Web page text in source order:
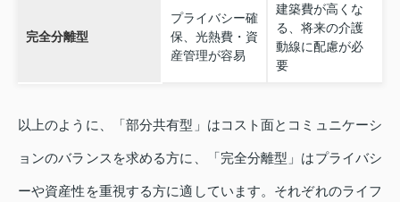
完全分離型
プライバシー確
保、光熱費・資
産管理が容易
建築費が高くな
る、将来の介護
動線に配慮が必
要
以上のように、「部分共有型」はコスト面とコミュニケーシ
ョンのバランスを求める方に、「完全分離型」はプライバシ
ーや資産性を重視する方に適しています。それぞれのライフ